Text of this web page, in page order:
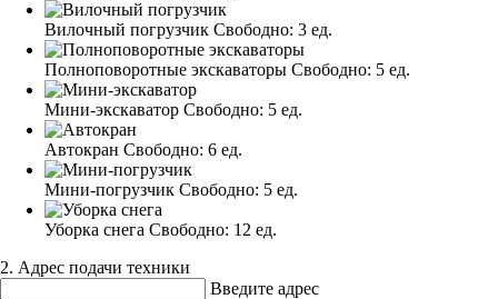
Вилочный погрузчик Свободно: 3 ед.
Полноповоротные экскаваторы Свободно: 5 ед.
Мини-экскаватор Свободно: 5 ед.
Автокран Свободно: 6 ед.
Мини-погрузчик Свободно: 5 ед.
Уборка снега Свободно: 12 ед.
2. Адрес подачи техники
Введите адрес